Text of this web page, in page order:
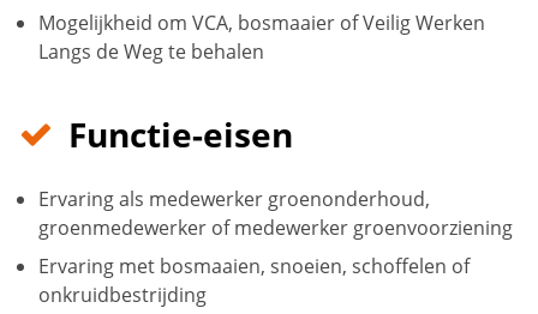
Mogelijkheid om VCA, bosmaaier of Veilig Werken
Langs de Weg te behalen
Functie-eisen
Ervaring als medewerker groenonderhoud,
groenmedewerker of medewerker groenvoorziening
Ervaring met bosmaaien, snoeien, schoffelen of
onkruidbestrijding